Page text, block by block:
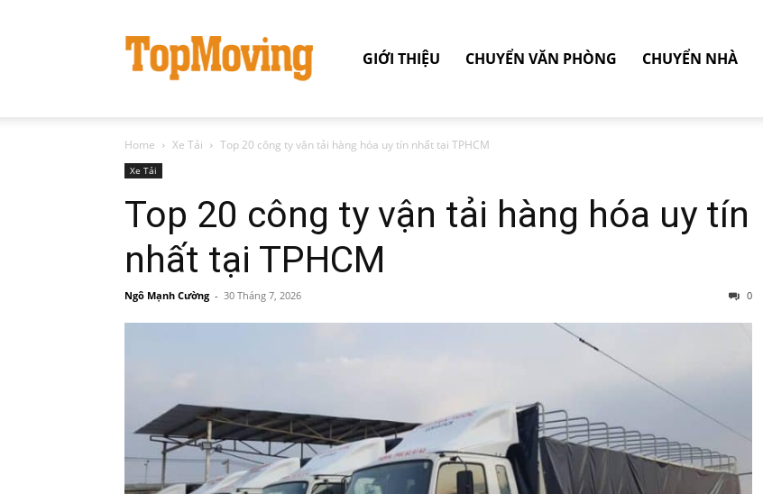
GIỚI THIỆU CHUYỂN VĂN PHÒNG CHUYỂN NHÀ
Home Xe Tải Top 20 công ty vận tải hàng hóa uy tín nhất tại TPHCM
Xe Tải
Top 20 công ty vận tải hàng hóa uy tín
nhất tại TPHCM
Ngô Mạnh Cường - 30 Tháng 7, 2026 0